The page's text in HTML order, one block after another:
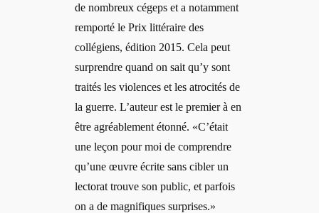
de nombreux cégeps et a notamment
remporté le Prix littéraire des
collégiens, édition 2015. Cela peut
surprendre quand on sait qu’y sont
traités les violences et les atrocités de
la guerre. L’auteur est le premier à en
être agréablement étonné. «C’était
une leçon pour moi de comprendre
qu’une œuvre écrite sans cibler un
lectorat trouve son public, et parfois
on a de magnifiques surprises.»